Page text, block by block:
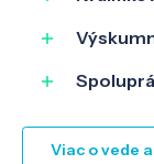
Viac o vede